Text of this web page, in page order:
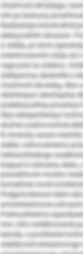
chastnosti akvadaga,
nim po bokovoy
Realizatsiya konstruktsii
sleduyushtim obrazom.
iz stekla, pri etom
orientirovannim vdoly osi
nagruzok na volokna.
steklyannoy obolochki s
chastnosti akvadag, dlya
obzhimayut obechaykoy
posleduyushtey privarkoy
Dlya obespecheniya
sluzhat yustirovochnie
ih otverstiy soosni
stekla i odnovremenno
mehanicheskogo
krepyat k nizhnemu
posredstvom vivodov
kontaktnie vivodi
Podgotovlennoe takim
avtoemissionnoe
Preimushtestva
tom, chto osteklovivanie
katoda, a povishenie
stabilynosti